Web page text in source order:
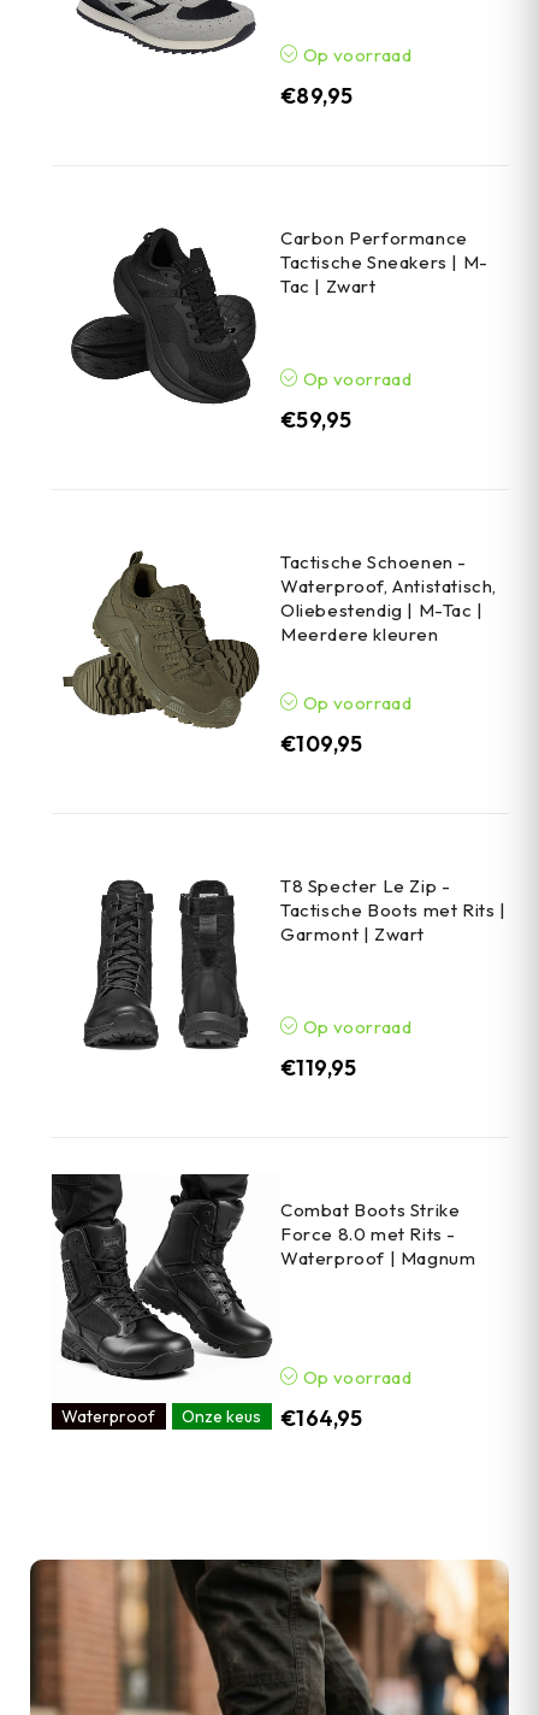
Op voorraad
€89,95
Carbon Performance
Tactische Sneakers | M-
Tac | Zwart
Op voorraad
€59,95
Tactische Schoenen -
Waterproof, Antistatisch,
Oliebestendig | M-Tac |
Meerdere kleuren
Op voorraad
€109,95
T8 Specter Le Zip -
Tactische Boots met Rits |
Garmont | Zwart
Op voorraad
€119,95
Waterproof Onze keus
Combat Boots Strike
Force 8.0 met Rits -
Waterproof | Magnum
Op voorraad
€164,95